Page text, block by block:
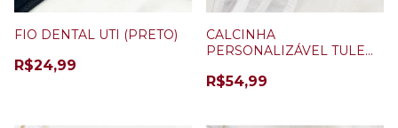
FIO DENTAL UTI (PRETO)
R$24,99
CALCINHA
PERSONALIZÁVEL TULE
LETRAS
R$54,99